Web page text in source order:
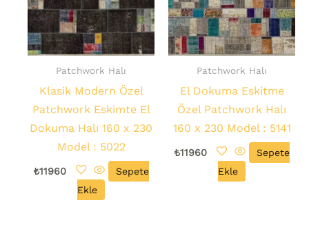
Patchwork Halı
Klasik Modern Özel
Patchwork Eskimte El
Dokuma Halı 160 x 230
Model : 5022
₺11960
Sepete
Ekle
Patchwork Halı
El Dokuma Eskitme
Özel Patchwork Halı
160 x 230 Model : 5141
₺11960
Sepete
Ekle